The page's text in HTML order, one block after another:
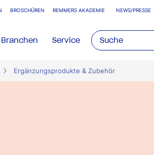
BROSCHÜREN REMMERS AKADEMIE NEWS/PRESSE
Branchen Service
Ergänzungsprodukte & Zubehör